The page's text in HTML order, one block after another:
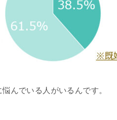
んでいる人がいるんです。